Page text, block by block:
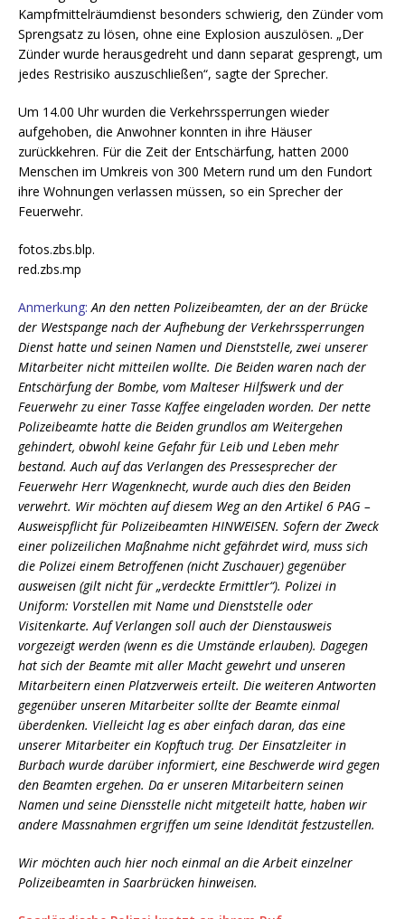
Kampfmittelräumdienst besonders schwierig, den Zünder vom
Sprengsatz zu lösen, ohne eine Explosion auszulösen. „Der
Zünder wurde herausgedreht und dann separat gesprengt, um
jedes Restrisiko auszuschließen“, sagte der Sprecher.
Um 14.00 Uhr wurden die Verkehrssperrungen wieder
aufgehoben, die Anwohner konnten in ihre Häuser
zurückkehren. Für die Zeit der Entschärfung, hatten 2000
Menschen im Umkreis von 300 Metern rund um den Fundort
ihre Wohnungen verlassen müssen, so ein Sprecher der
Feuerwehr.
fotos.zbs.blp.
red.zbs.mp
Anmerkung: An den netten Polizeibeamten, der an der Brücke
der Westspange nach der Aufhebung der Verkehrssperrungen
Dienst hatte und seinen Namen und Dienststelle, zwei unserer
Mitarbeiter nicht mitteilen wollte. Die Beiden waren nach der
Entschärfung der Bombe, vom Malteser Hilfswerk und der
Feuerwehr zu einer Tasse Kaffee eingeladen worden. Der nette
Polizeibeamte hatte die Beiden grundlos am Weitergehen
gehindert, obwohl keine Gefahr für Leib und Leben mehr
bestand. Auch auf das Verlangen des Pressesprecher der
Feuerwehr Herr Wagenknecht, wurde auch dies den Beiden
verwehrt. Wir möchten auf diesem Weg an den Artikel 6 PAG –
Ausweispflicht für Polizeibeamten HINWEISEN. Sofern der Zweck
einer polizeilichen Maßnahme nicht gefährdet wird, muss sich
die Polizei einem Betroffenen (nicht Zuschauer) gegenüber
ausweisen (gilt nicht für „verdeckte Ermittler“). Polizei in
Uniform: Vorstellen mit Name und Dienststelle oder
Visitenkarte. Auf Verlangen soll auch der Dienstausweis
vorgezeigt werden (wenn es die Umstände erlauben). Dagegen
hat sich der Beamte mit aller Macht gewehrt und unseren
Mitarbeitern einen Platzverweis erteilt. Die weiteren Antworten
gegenüber unseren Mitarbeiter sollte der Beamte einmal
überdenken. Vielleicht lag es aber einfach daran, das eine
unserer Mitarbeiter ein Kopftuch trug. Der Einsatzleiter in
Burbach wurde darüber informiert, eine Beschwerde wird gegen
den Beamten ergehen. Da er unseren Mitarbeitern seinen
Namen und seine Diensstelle nicht mitgeteilt hatte, haben wir
andere Massnahmen ergriffen um seine Idendität festzustellen.
Wir möchten auch hier noch einmal an die Arbeit einzelner
Polizeibeamten in Saarbrücken hinweisen.